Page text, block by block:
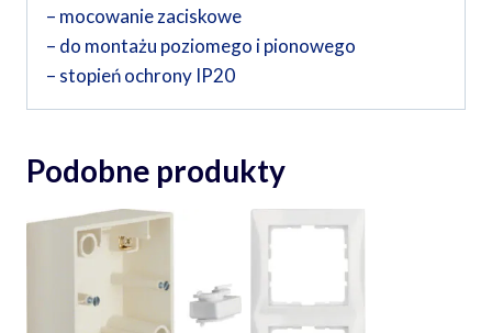
– mocowanie zaciskowe
– do montażu poziomego i pionowego
– stopień ochrony IP20
Podobne produkty